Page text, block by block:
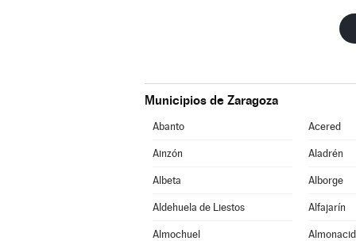
Municipios de Zaragoza
Abanto Acered
Ainzón Aladrén
Albeta Alborge
Aldehuela de Liestos Alfajarín
Almochuel